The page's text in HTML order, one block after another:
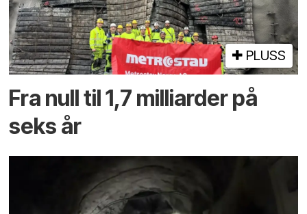
PLUSS
Fra null til 1,7 milliarder på
seks år